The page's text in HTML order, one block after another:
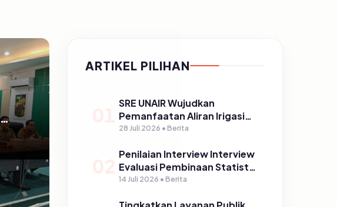
ARTIKEL PILIHAN
SRE UNAIR Wujudkan
Pemanfaatan Aliran Irigasi
melalui PLTPH dalam
Desa Ngerong
28 Juli 2026 • Berita
Penilaian Interview Interview
Evaluasi Pembinaan Statistik
Sektoral Kabupaten
14 Juli 2026 • Berita